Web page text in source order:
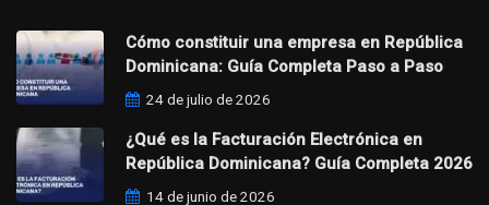
Cómo constituir una empresa en República
Dominicana: Guía Completa Paso a Paso
24 de julio de 2026
¿Qué es la Facturación Electrónica en
República Dominicana? Guía Completa 2026
14 de junio de 2026